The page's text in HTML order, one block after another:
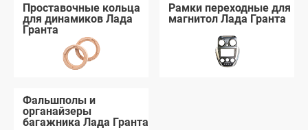
Проставочные кольца
для динамиков Лада
Гранта
Рамки переходные для
магнитол Лада Гранта
Фальшполы и
органайзеры
багажника Лада Гранта